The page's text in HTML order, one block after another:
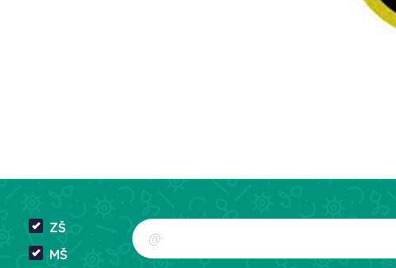
ZŠ
MŠ